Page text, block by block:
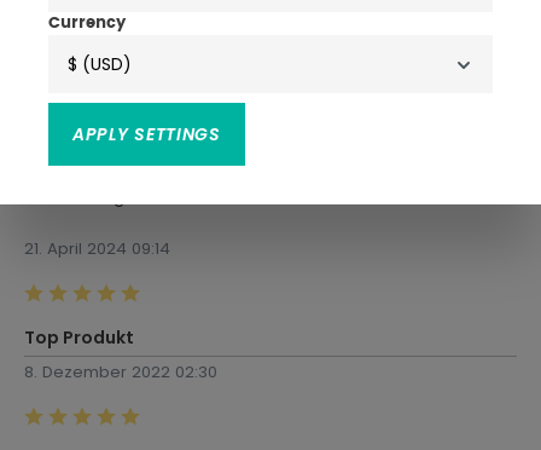
21. April 2024 09:14
Top Produkt
8. Dezember 2022 02:30
Currency
$ (USD)
APPLY SETTINGS